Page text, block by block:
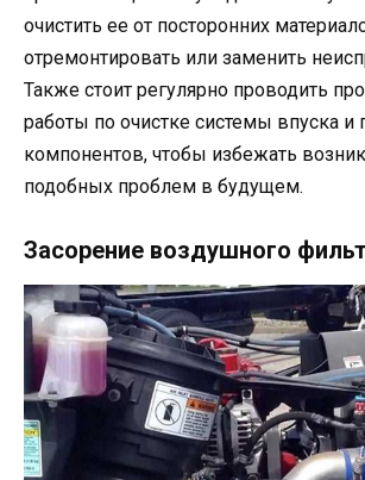
очистить ее от посторонних
отремонтировать или заменить
Также стоит регулярно проводить
работы по очистке системы впуска и
компонентов, чтобы избежать
подобных проблем в будущем.
Засорение воздушного